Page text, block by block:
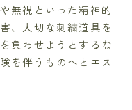
無視といった精神的
、大切な刺繍道具を
負わせようとするな
を伴うものへとエス